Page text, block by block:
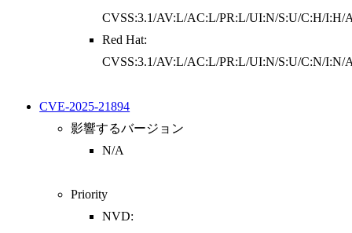
CVSS:3.1/AV:L/AC:L/PR:L/UI:N/S:U/C:H/I:H/
Red Hat:
CVSS:3.1/AV:L/AC:L/PR:L/UI:N/S:U/C:N/I:N/
CVE-2025-21894
影響するバージョン
N/A
Priority
NVD: